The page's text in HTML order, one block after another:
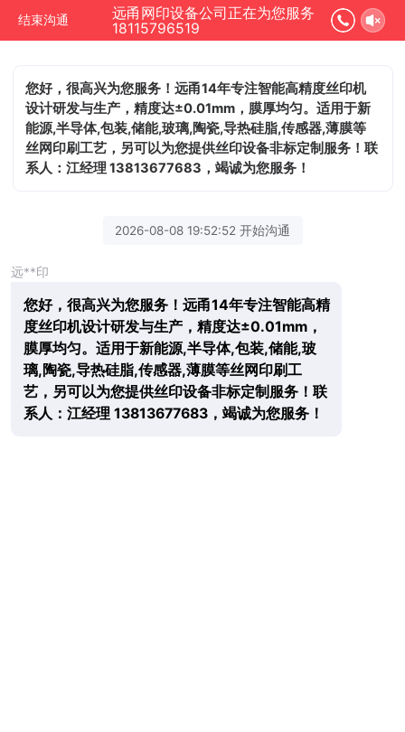
结束沟通
远甬网印设备公司正在为您服务
18115796519
您好，很高兴为您服务！远甬14年专注智能高精度丝印机
设计研发与生产，精度达±0.01mm，膜厚均匀。适用于新
能源,半导体,包装,储能,玻璃,陶瓷,导热硅脂,传感器,薄膜等
丝网印刷工艺，另可以为您提供丝印设备非标定制服务！联
系人：江经理 13813677683，竭诚为您服务！
2026-08-08 19:52:52 开始沟通
远**印
您好，很高兴为您服务！远甬14年专注智能高精
度丝印机设计研发与生产，精度达±0.01mm，
膜厚均匀。适用于新能源,半导体,包装,储能,玻
璃,陶瓷,导热硅脂,传感器,薄膜等丝网印刷工
艺，另可以为您提供丝印设备非标定制服务！联
系人：江经理 13813677683，竭诚为您服务！